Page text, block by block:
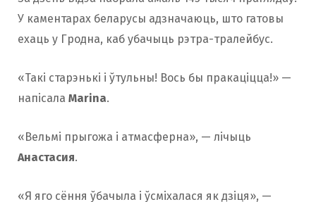
У каментарах беларусы адзначаюць, што гатовы
ехаць у Гродна, каб убачыць рэтра-тралейбус.
«Такі старэнькі і ўтульны! Вось бы пракаціцца!» —
напісала Marina.
«Вельмі прыгожа і атмасферна», — лічыць
Анастасия.
«Я яго сёння ўбачыла і ўсміхалася як дзіця», —